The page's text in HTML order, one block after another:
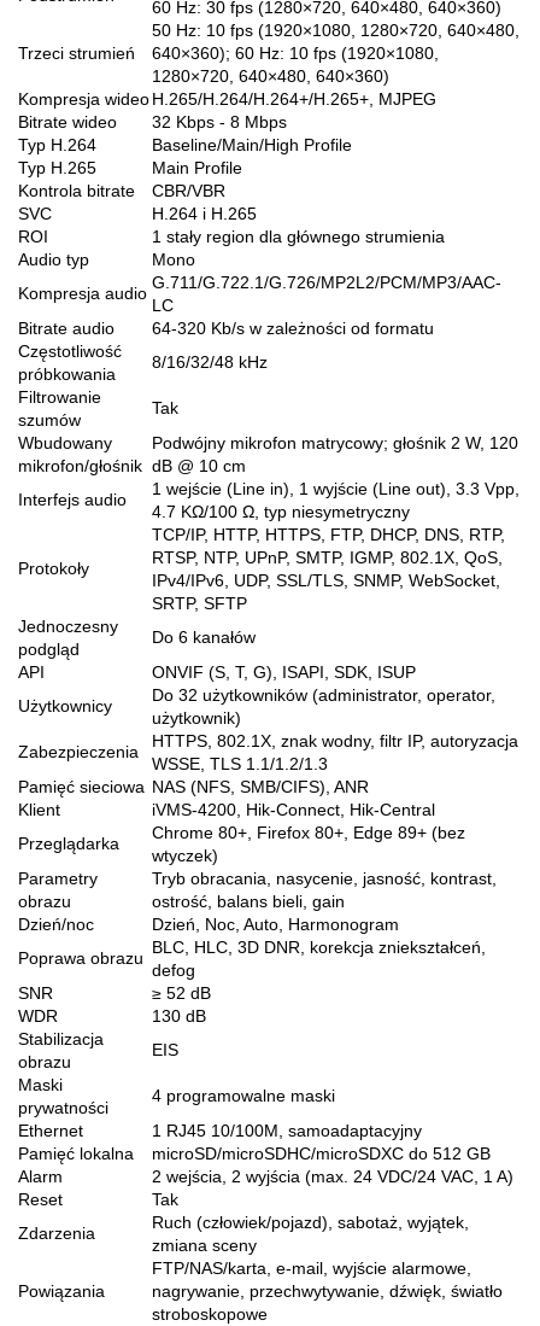
60 Hz: 30 fps (1280×720, 640×480, 640×360)
Trzeci strumień
50 Hz: 10 fps (1920×1080, 1280×720, 640×480,
640×360); 60 Hz: 10 fps (1920×1080,
1280×720, 640×480, 640×360)
Kompresja wideoH.265/H.264/H.264+/H.265+, MJPEG
Bitrate wideo
32 Kbps - 8 Mbps
Typ H.264
Baseline/Main/High Profile
Typ H.265
Main Profile
Kontrola bitrate
CBR/VBR
SVC
H.264 i H.265
ROI
1 stały region dla głównego strumienia
Audio typ
Mono
Kompresja audio
G.711/G.722.1/G.726/MP2L2/PCM/MP3/AAC-
LC
Bitrate audio
64-320 Kb/s w zależności od formatu
Częstotliwość
próbkowania
8/16/32/48 kHz
Filtrowanie
szumów
Tak
Wbudowany
mikrofon/głośnik
Podwójny mikrofon matrycowy; głośnik 2 W, 120
dB @ 10 cm
Interfejs audio
1 wejście (Line in), 1 wyjście (Line out), 3.3 Vpp,
4.7 KΩ/100 Ω, typ niesymetryczny
Protokoły
TCP/IP, HTTP, HTTPS, FTP, DHCP, DNS, RTP,
RTSP, NTP, UPnP, SMTP, IGMP, 802.1X, QoS,
IPv4/IPv6, UDP, SSL/TLS, SNMP, WebSocket,
SRTP, SFTP
Jednoczesny
podgląd
Do 6 kanałów
API
ONVIF (S, T, G), ISAPI, SDK, ISUP
Użytkownicy
Do 32 użytkowników (administrator, operator,
użytkownik)
Zabezpieczenia
HTTPS, 802.1X, znak wodny, filtr IP, autoryzacja
WSSE, TLS 1.1/1.2/1.3
Pamięć sieciowa NAS (NFS, SMB/CIFS), ANR
Klient
iVMS-4200, Hik-Connect, Hik-Central
Przeglądarka
Chrome 80+, Firefox 80+, Edge 89+ (bez
wtyczek)
Parametry
obrazu
Tryb obracania, nasycenie, jasność, kontrast,
ostrość, balans bieli, gain
Dzień/noc
Dzień, Noc, Auto, Harmonogram
Poprawa obrazu
BLC, HLC, 3D DNR, korekcja zniekształceń,
defog
SNR
≥ 52 dB
WDR
130 dB
Stabilizacja
obrazu
EIS
Maski
prywatności
4 programowalne maski
Ethernet
1 RJ45 10/100M, samoadaptacyjny
Pamięć lokalna
microSD/microSDHC/microSDXC do 512 GB
Alarm
2 wejścia, 2 wyjścia (max. 24 VDC/24 VAC, 1 A)
Reset
Tak
Zdarzenia
Ruch (człowiek/pojazd), sabotaż, wyjątek,
zmiana sceny
Powiązania
FTP/NAS/karta, e-mail, wyjście alarmowe,
nagrywanie, przechwytywanie, dźwięk, światło
stroboskopowe